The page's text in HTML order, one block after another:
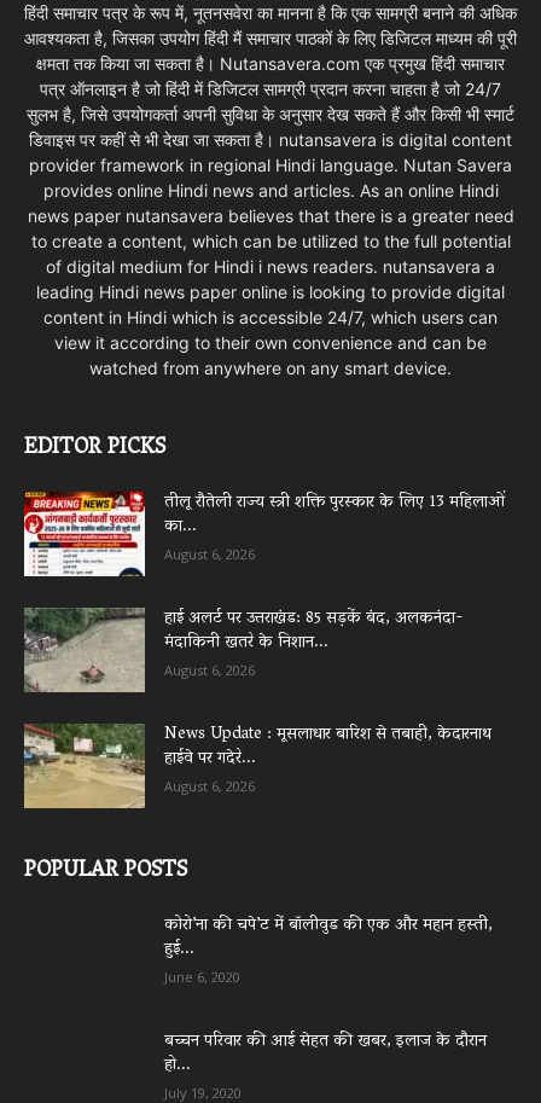
हिंदी समाचार पत्र के रूप में, नूतनसवेरा का मानना है कि एक सामग्री बनाने की अधिक
आवश्यकता है, जिसका उपयोग हिंदी मैं समाचार पाठकों के लिए डिजिटल माध्यम की पूरी
क्षमता तक किया जा सकता है। Nutansavera.com एक प्रमुख हिंदी समाचार
पत्र ऑनलाइन है जो हिंदी में डिजिटल सामग्री प्रदान करना चाहता है जो 24/7
सुलभ है, जिसे उपयोगकर्ता अपनी सुविधा के अनुसार देख सकते हैं और किसी भी स्मार्ट
डिवाइस पर कहीं से भी देखा जा सकता है। nutansavera is digital content
provider framework in regional Hindi language. Nutan Savera
provides online Hindi news and articles. As an online Hindi
news paper nutansavera believes that there is a greater need
to create a content, which can be utilized to the full potential
of digital medium for Hindi i news readers. nutansavera a
leading Hindi news paper online is looking to provide digital
content in Hindi which is accessible 24/7, which users can
view it according to their own convenience and can be
watched from anywhere on any smart device.
EDITOR PICKS
तीलू रौतेली राज्य स्त्री शक्ति पुरस्कार के लिए 13 महिलाओं
का...
August 6, 2026
हाई अलर्ट पर उत्तराखंड: 85 सड़कें बंद, अलकनंदा-
मंदाकिनी खतरे के निशान...
August 6, 2026
News Update : मूसलाधार बारिश से तबाही, केदारनाथ
हाईवे पर गदेरे...
August 6, 2026
POPULAR POSTS
कोरो’ना की चपे’ट में बॉलीवुड की एक और महान हस्ती,
हुई...
June 6, 2020
बच्चन परिवार की आई सेहत की खबर, इलाज के दौरान
हो...
July 19, 2020